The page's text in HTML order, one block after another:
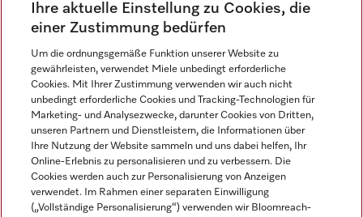
Sprache
DEUTSCH
Miele auf Instagram
Miele auf Youtube
Ihre aktuelle Einstellung zu Cookies, die
einer Zustimmung bedürfen
Um die ordnungsgemäße Funktion unserer Website zu
gewährleisten, verwendet Miele unbedingt erforderliche
Cookies. Mit Ihrer Zustimmung verwenden wir auch nicht
unbedingt erforderliche Cookies und Tracking-Technologien für
Marketing- und Analysezwecke, darunter Cookies von Dritten,
unseren Partnern und Dienstleistern, die Informationen über
Ihre Nutzung der Website sammeln und uns dabei helfen, Ihr
Online-Erlebnis zu personalisieren und zu verbessern. Die
Cookies werden auch zur Personalisierung von Anzeigen
verwendet. Im Rahmen einer separaten Einwilligung
(„Vollständige Personalisierung“) verwenden wir Bloomreach-